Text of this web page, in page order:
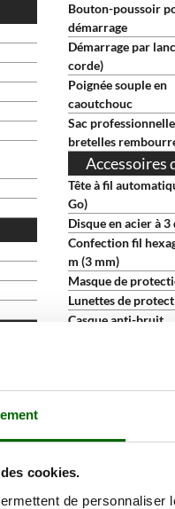
cookies.
de
Bouton-poussoir
démarrage
Démarrage par
corde)
Poignée souple en
caoutchouc
Sac
bretelles
Accessoires
Tête à fil
Go)
Disque en acier à 3
Confection fil
m (3 mm)
Masque de
Lunettes de
Casque anti-bruit
Set clés d'entretien
Poids net